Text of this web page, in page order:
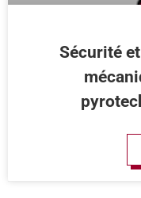
Sécurité